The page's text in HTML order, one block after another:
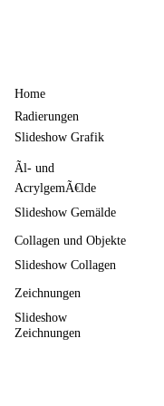
Home
Radierungen
Slideshow Grafik
Ãl- und
AcrylgemÃ€lde
Slideshow Gemälde
Collagen und Objekte
Slideshow Collagen
Zeichnungen
Slideshow
Zeichnungen